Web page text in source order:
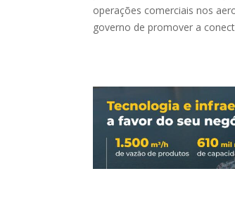
operações comerciais nos
governo de promover a